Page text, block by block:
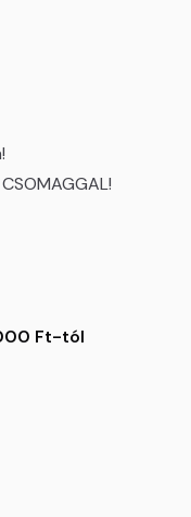
Ft-tól